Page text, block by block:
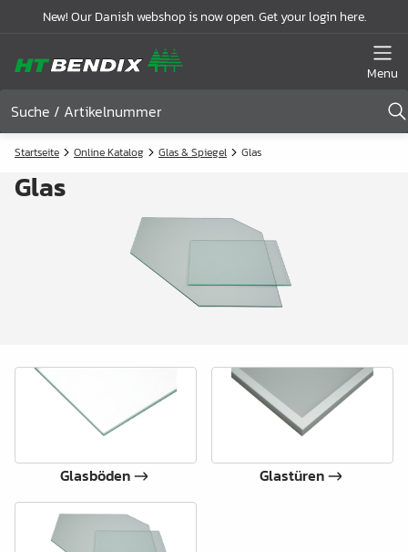
New! Our Danish webshop is now open. Get your login here.
Menu
Startseite Online Katalog Glas & Spiegel Glas
Glas
Glasböden Glastüren